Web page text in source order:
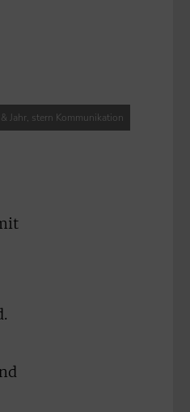
Jahr, stern Kommunikation